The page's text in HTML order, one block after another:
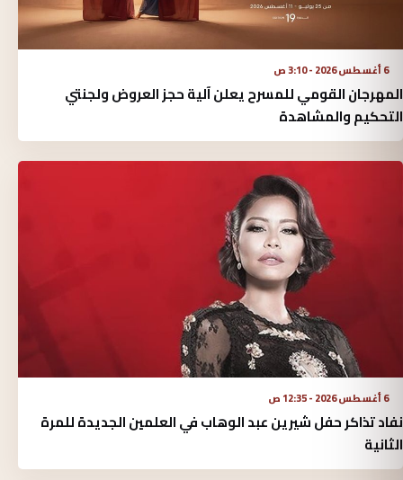
6 أغسطس 2026 - 3:10 ص
المهرجان القومي للمسرح يعلن آلية حجز العروض ولجنتي
التحكيم والمشاهدة
6 أغسطس 2026 - 12:35 ص
نفاد تذاكر حفل شيرين عبد الوهاب في العلمين الجديدة للمرة
الثانية